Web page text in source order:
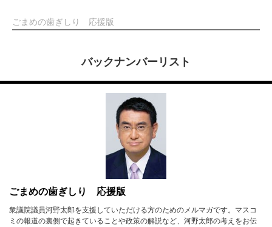
ごまめの歯ぎしり 応援版
バックナンバーリスト
ごまめの歯ぎしり 応援版
衆議院議員河野太郎を支援していただける方のためのメルマガです。マスコ
ミの報道の裏側で起きていることや政策の解説など、河野太郎の考えをお伝